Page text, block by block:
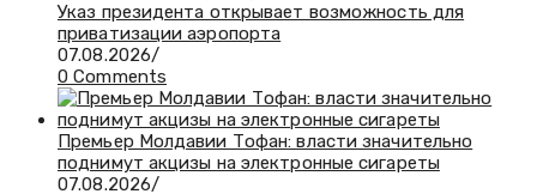
Указ президента открывает возможность для
приватизации аэропорта
07.08.2026/
0 Comments
Премьер Молдавии Тофан: власти значительно
поднимут акцизы на электронные сигареты
07.08.2026/